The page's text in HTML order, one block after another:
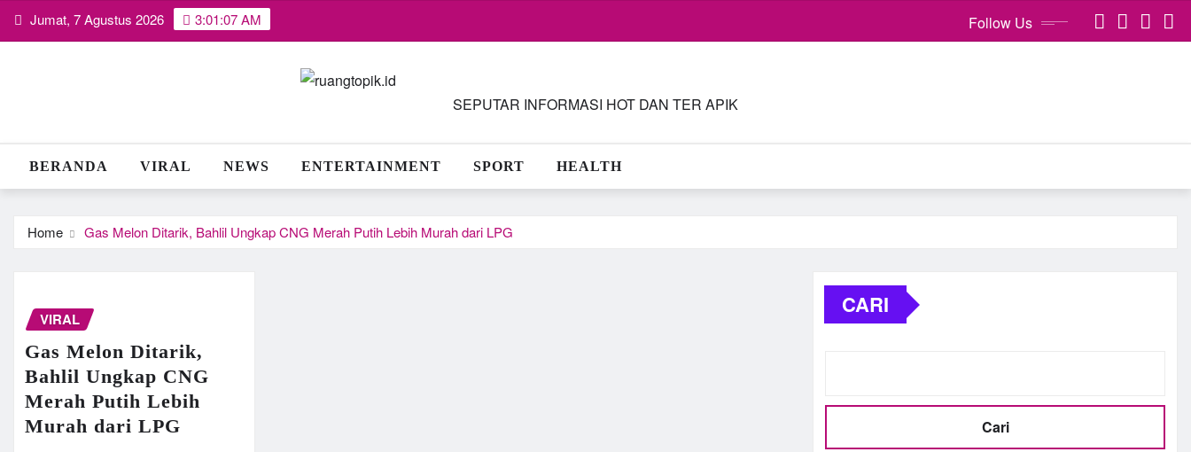
Skip Jumat, 7 Agustus 2026 3:01:07 AM Follow Us
SEPUTAR INFORMASI HOT DAN TER APIK
BERANDA VIRAL NEWS ENTERTAINMENT SPORT HEALTH
Home Gas Melon Ditarik, Bahlil Ungkap CNG Merah Putih Lebih Murah dari LPG
VIRAL
Gas Melon Ditarik,
Bahlil Ungkap CNG
Merah Putih Lebih
Murah dari LPG
CARI
Cari